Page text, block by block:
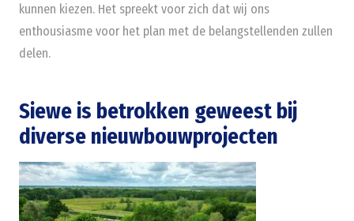
kunnen kiezen. Het spreekt voor zich dat wij ons
enthousiasme voor het plan met de belangstellenden zullen
delen.
Siewe is betrokken geweest bij
diverse nieuwbouwprojecten